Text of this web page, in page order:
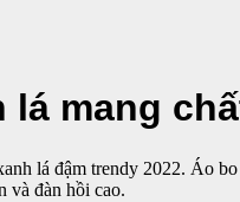
mang
lá đậm trendy 2022. Áo
và đàn hồi cao.